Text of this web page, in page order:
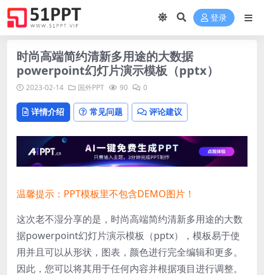
登录
时尚高端简约清新多用途的大数据
powerpoint幻灯片演示模板（pptx）
2023-02-14 国外PPT 90 0
详情介绍 常见问题 评论建议
温馨提示：PPT模板里不包含DEMO图片！
这次老不湿分享的是，时尚高端简约清新多用途的大数
据powerpoint幻灯片演示模板（pptx）， 模板易于使
用并且可以从形状，图表，颜色进行完全编辑和更多。
因此，您可以将其用于任何内容并根据项目进行调整。